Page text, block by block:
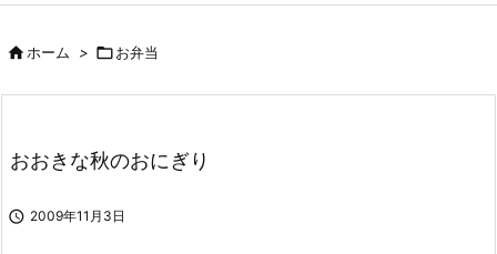
サイド

ホーム > お弁当
おおきな秋のおにぎり
 2009年11月3日